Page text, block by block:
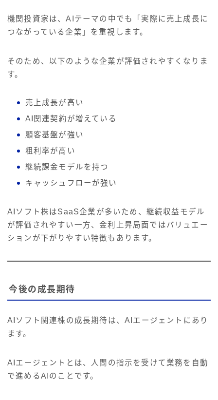
機関投資家は、AIテーマの中でも「実際に売上成長に
つながっている企業」を重視します。
そのため、以下のような企業が評価されやすくなりま
す。
売上成長が高い
AI関連契約が増えている
顧客基盤が強い
粗利率が高い
継続課金モデルを持つ
キャッシュフローが強い
AIソフト株はSaaS企業が多いため、継続収益モデル
が評価されやすい一方、金利上昇局面ではバリュエー
ションが下がりやすい特徴もあります。
今後の成長期待
AIソフト関連株の成長期待は、AIエージェントにあり
ます。
AIエージェントとは、人間の指示を受けて業務を自動
で進めるAIのことです。